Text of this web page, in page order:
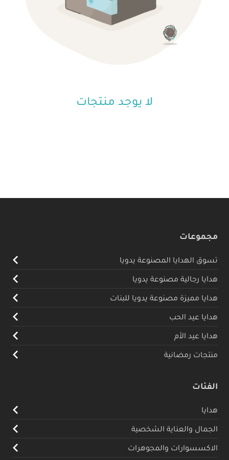
لا يوجد منتجات
مجموعات
تسوق الهدايا المصنوعة يدويا
هدايا رجالية مصنوعة يدويا
هدايا مميزة مصنوعة يدويا للبنات
هدايا عيد الحب
هدايا عيد الأم
منتجات رمضانية
الفئات
هدايا
الجمال والعناية الشخصية
الاكسسوارات والمجوهرات